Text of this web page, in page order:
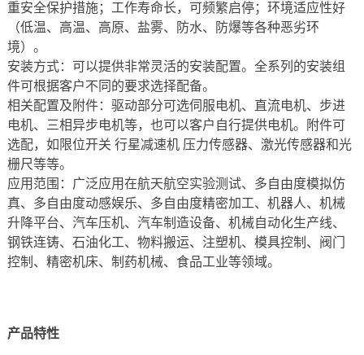
重安全保护措施；工作寿命长，可频繁启停；环境适应性好
（低温、高温、高原、盐雾、防水、防爆等各种恶劣环
境）。
安装方式：可以提供非常灵活的安装配置。全系列的安装组
件可根据客户不同的要求选择配备。
相关配置及附件：驱动部分可选伺服电机、直流电机、步进
电机、三相异步电机等，也可以客户自行提供电机。附件可
选配，如限位开关 行星减速机 压力传感器、激光传感器和光
栅尺等等。
应用范围：广泛应用在航天航空实验测试、多自由度模拟仿
真、多自由度动感娱乐、多自由度精密加工、机器人、机械
升降平台、汽车压机、汽车制造设备、机械自动化生产线、
钢铁连铸、石油化工、物料搬运、注塑机、模具控制、阀门
控制、精密机床、制药机械、食品工业等领域。
产品特性